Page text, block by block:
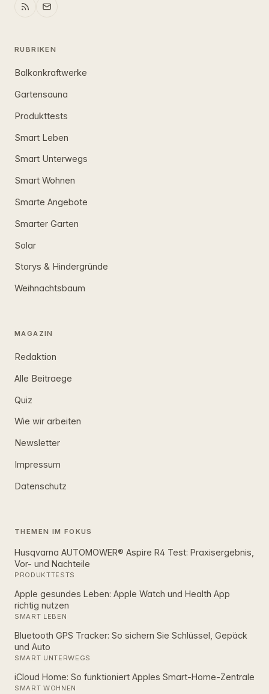
RUBRIKEN
Balkonkraftwerke
Gartensauna
Produkttests
Smart Leben
Smart Unterwegs
Smart Wohnen
Smarte Angebote
Smarter Garten
Solar
Storys & Hindergründe
Weihnachtsbaum
MAGAZIN
Redaktion
Alle Beitraege
Quiz
Wie wir arbeiten
Newsletter
Impressum
Datenschutz
THEMEN IM FOKUS
Husqvarna AUTOMOWER® Aspire R4 Test: Praxisergebnis,
Vor- und Nachteile
PRODUKTTESTS
Apple gesundes Leben: Apple Watch und Health App
richtig nutzen
SMART LEBEN
Bluetooth GPS Tracker: So sichern Sie Schlüssel, Gepäck
und Auto
SMART UNTERWEGS
iCloud Home: So funktioniert Apples Smart‑Home‑Zentrale
SMART WOHNEN